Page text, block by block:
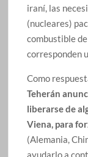
iraní, las
(nucleares)
combustible
corresponden
Como
Teherán
liberarse de
Viena, para
(Alemania,
ayudarlo a